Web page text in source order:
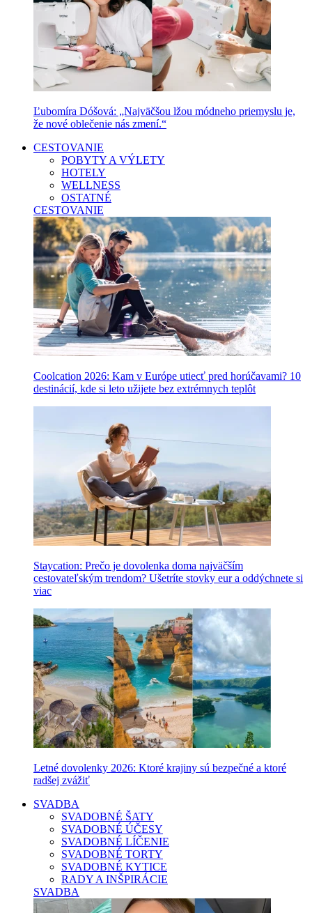
Ľubomíra Dóšová: „Najväčšou lžou módneho priemyslu je,
že nové oblečenie nás zmení.“
CESTOVANIE
POBYTY A VÝLETY
HOTELY
WELLNESS
OSTATNÉ
CESTOVANIE
Coolcation 2026: Kam v Európe utiecť pred horúčavami? 10
destinácií, kde si leto užijete bez extrémnych teplôt
Staycation: Prečo je dovolenka doma najväčším
cestovateľským trendom? Ušetríte stovky eur a oddýchnete si
viac
Letné dovolenky 2026: Ktoré krajiny sú bezpečné a ktoré
radšej zvážiť
SVADBA
SVADOBNÉ ŠATY
SVADOBNÉ ÚČESY
SVADOBNÉ LÍČENIE
SVADOBNÉ TORTY
SVADOBNÉ KYTICE
RADY A INŠPIRÁCIE
SVADBA